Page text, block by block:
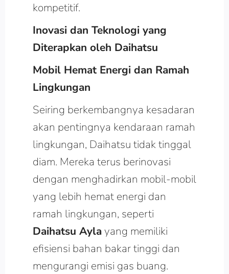
kompetitif.
Inovasi dan Teknologi yang
Diterapkan oleh Daihatsu
Mobil Hemat Energi dan Ramah
Lingkungan
Seiring berkembangnya kesadaran
akan pentingnya kendaraan ramah
lingkungan, Daihatsu tidak tinggal
diam. Mereka terus berinovasi
dengan menghadirkan mobil-mobil
yang lebih hemat energi dan
ramah lingkungan, seperti
Daihatsu Aylayang memiliki
efisiensi bahan bakar tinggi dan
mengurangi emisi gas buang.